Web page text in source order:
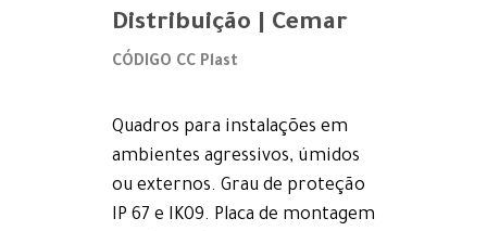
Distribuição | Cemar
CÓDIGO CC Plast
Quadros para instalações em
ambientes agressivos, úmidos
ou externos. Grau de proteção
IP 67 e IK09. Placa de montagem